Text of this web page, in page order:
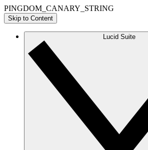
PINGDOM_CANARY_STRING
Skip to Content
Lucid Suite